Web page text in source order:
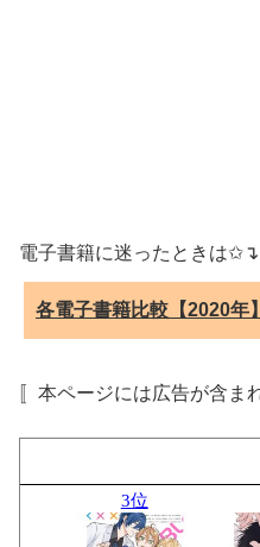
電子書籍に迷ったときは✩↴
各電子書籍比較【2020年
〚本ページには広告が含ま